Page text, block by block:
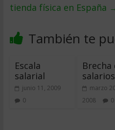
tienda física en España
También te
Escala
salarial
junio 11, 2009
0
Brecha
salarios
marzo
2008
0